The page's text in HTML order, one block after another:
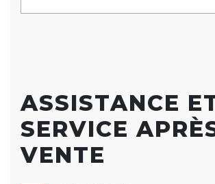
ASSISTANCE
SERVICE
VENTE